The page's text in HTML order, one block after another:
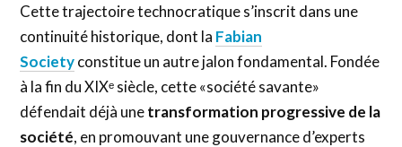
Cette trajectoire technocratique s’inscrit dans une
continuité historique, dont la Fabian
Societyconstitue un autre jalon fondamental. Fondée
à la fin du XIXᵉ siècle, cette «société savante»
défendait déjà unetransformation progressive de la
société, en promouvant une gouvernance d’experts